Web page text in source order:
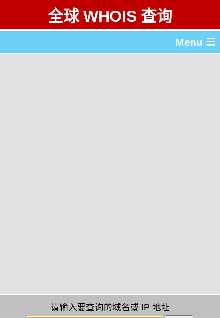
全球 WHOIS 查询
Menu ☰
请输入要查询的域名或 IP 地址